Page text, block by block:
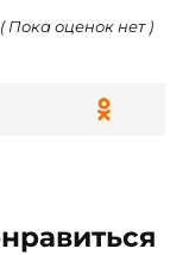
( Пока оценок нет )